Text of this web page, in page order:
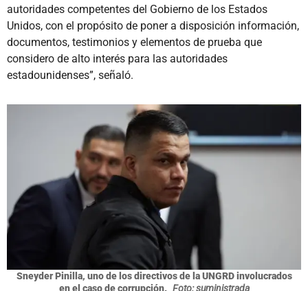
autoridades competentes del Gobierno de los Estados
Unidos, con el propósito de poner a disposición información,
documentos, testimonios y elementos de prueba que
considero de alto interés para las autoridades
estadounidenses”, señaló.
Sneyder Pinilla, uno de los directivos de la UNGRD involucrados
en el caso de corrupción. Foto: suministrada